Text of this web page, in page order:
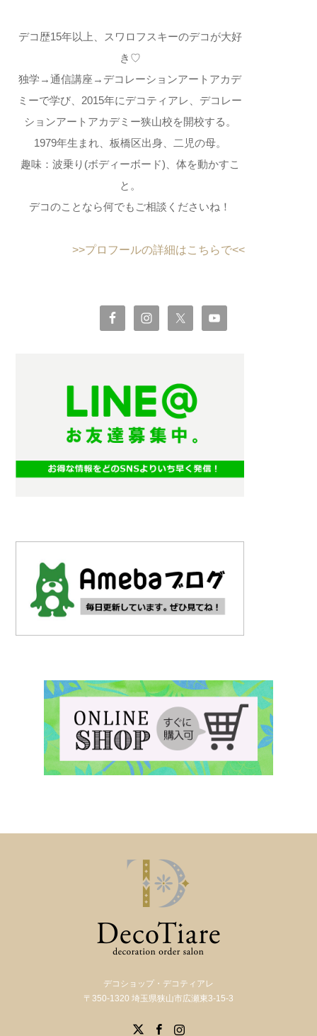
デコ歴15年以上、スワロフスキーのデコが大好
き♡
独学→通信講座→デコレーションアートアカデ
ミーで学び、2015年にデコティアレ、デコレー
ションアートアカデミー狭山校を開校する。
1979年生まれ、板橋区出身、二児の母。
趣味：波乗り(ボディーボード)、体を動かすこ
と。
デコのことなら何でもご相談くださいね！
>>プロフールの詳細はこちらで<<
デコショップ・デコティアレ
〒350-1320 埼玉県狭山市広瀬東3-15-3